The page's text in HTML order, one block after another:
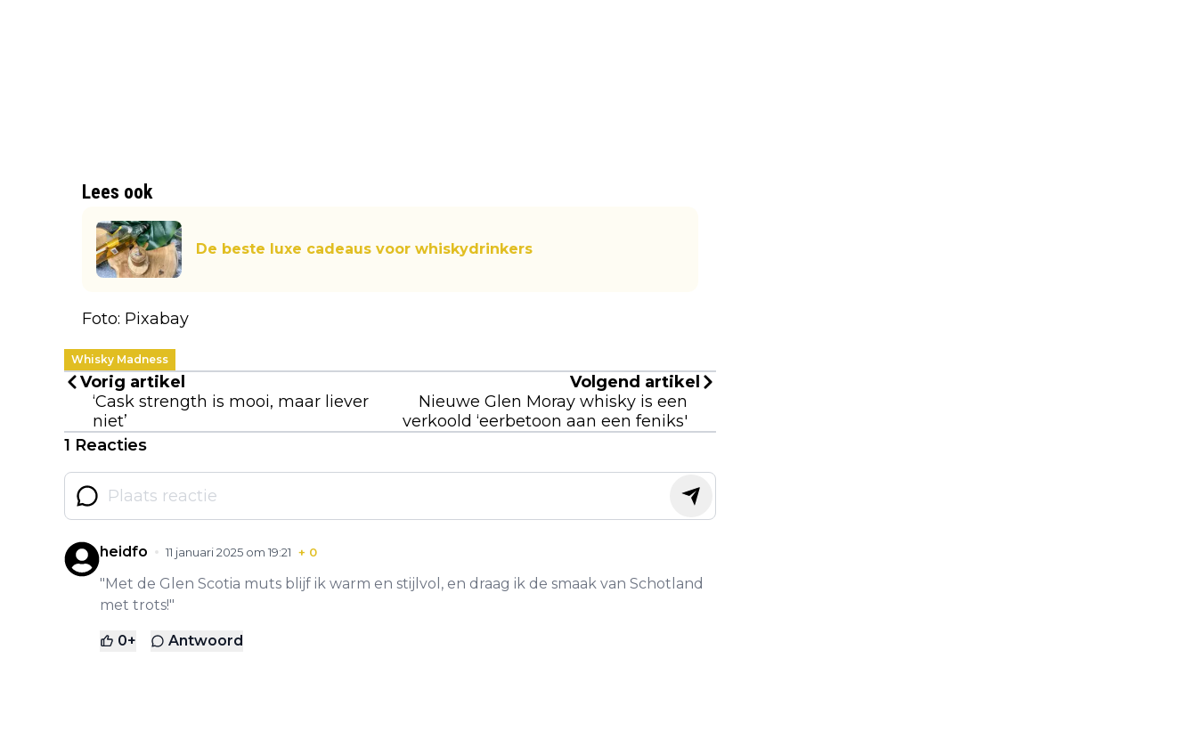
Lees ook
De beste luxe cadeaus voor whiskydrinkers
Foto: Pixabay
Whisky Madness
Vorig artikel
‘Cask strength is mooi, maar liever
niet’
Volgend artikel
Nieuwe Glen Moray whisky is een
verkoold ‘eerbetoon aan een feniks'
1 Reacties
heidfo 11 januari 2025 om 19:21 + 0
"Met de Glen Scotia muts blijf ik warm en stijlvol, en draag ik de smaak van Schotland
met trots!"
0+ Antwoord